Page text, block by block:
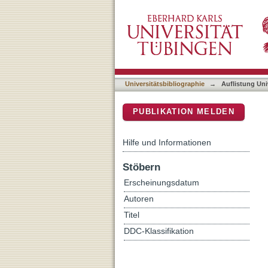
Universitätsbibliographie → Auflistung
PUBLIKATION MELDEN
Hilfe und Informationen
Stöbern
Erscheinungsdatum
Autoren
Titel
DDC-Klassifikation